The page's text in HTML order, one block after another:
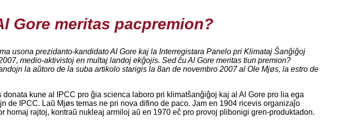
Gore meritas pacpremion?
usona prezidanto-kandidato Al Gore kaj la Interregistara Panelo pri Klimataj Ŝanĝiĝoj
medio-aktivistoj en multaj landoj ekĝojis. Sed ĉu Al Gore meritas tiun premion?
la aŭtoro de la suba artikolo starigis la 8an de novembro 2007 al Ole Mjøs, la estro de
kune al IPCC pro ĝia scienca laboro pri klimatŝanĝiĝoj kaj al Al Gore pro lia ega
de IPCC. Laŭ Mjøs temas ne pri nova difino de paco. Jam en 1904 ricevis organizaĵo
homaj rajtoj, kontraŭ nukleaj armiloj aŭ en 1970 eĉ pro provoj plibonigi gren-produktadon.